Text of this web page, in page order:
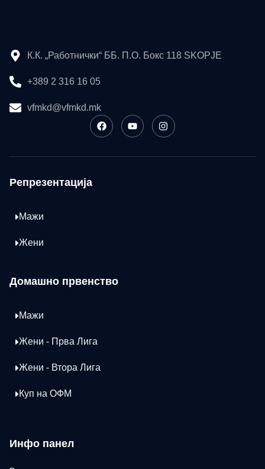
К.К. „Работнички“ ББ. П.О. Бокс 118 SKOPJE
+389 2 316 16 05
vfmkd@vfmkd.mk
Репрезентација
Мажи
Жени
Домашно првенство
Мажи
Жени - Прва Лига
Жени - Втора Лига
Куп на ОФМ
Инфо панел